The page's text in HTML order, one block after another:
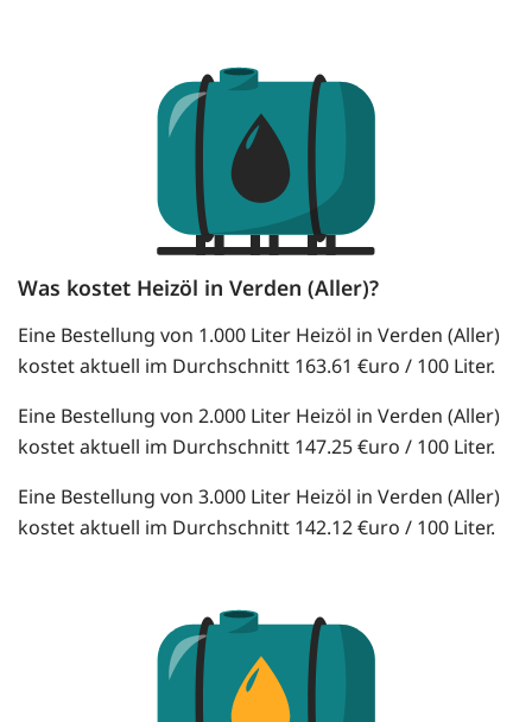
Was kostet Heizöl in Verden (Aller)?
Eine Bestellung von 1.000 Liter Heizöl in Verden (Aller)
kostet aktuell im Durchschnitt 163.61 €uro / 100 Liter.
Eine Bestellung von 2.000 Liter Heizöl in Verden (Aller)
kostet aktuell im Durchschnitt 147.25 €uro / 100 Liter.
Eine Bestellung von 3.000 Liter Heizöl in Verden (Aller)
kostet aktuell im Durchschnitt 142.12 €uro / 100 Liter.